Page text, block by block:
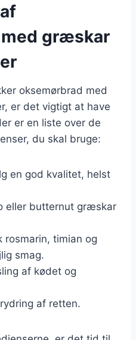
græskar
oksemørbrad med
er det vigtigt at have
er en liste over de
du skal bruge:
en god kvalitet, helst
eller butternut græskar
rosmarin, timian og
smag.
af kødet og
af retten.